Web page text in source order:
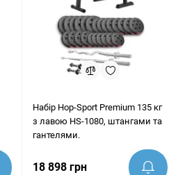
Набір Hop-Sport Premium 135 кг
з лавою HS-1080, штангами та
гантелями.
18 898 грн